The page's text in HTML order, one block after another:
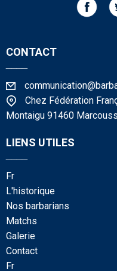
CONTACT
Chez Fédération
Montaigu 91460
LIENS UTILES
fr
l'historique
nos barbarians
matchs
galerie
contact
fr